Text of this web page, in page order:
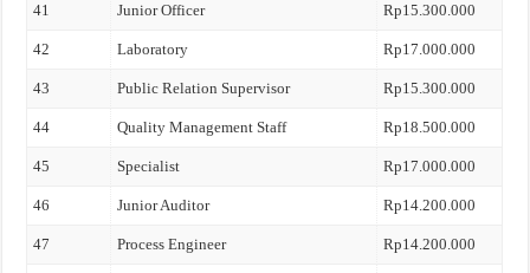
41 Junior Officer Rp15.300.000
42 Laboratory Rp17.000.000
43 Public Relation Supervisor Rp15.300.000
44 Quality Management Staff Rp18.500.000
45 Specialist Rp17.000.000
46 Junior Auditor Rp14.200.000
47 Process Engineer Rp14.200.000